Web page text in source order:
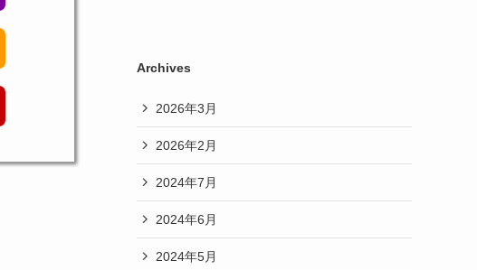
Archives
2026年3月
2026年2月
2024年7月
2024年6月
2024年5月